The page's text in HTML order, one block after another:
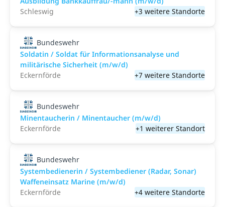
Schleswig
+3 weitere Standorte
Bundeswehr
Soldatin / Soldat für Informationsanalyse und
militärische Sicherheit (m/w/d)
Eckernförde
+7 weitere Standorte
Bundeswehr
Minentaucherin / Minentaucher (m/w/d)
Eckernförde
+1 weiterer Standort
Bundeswehr
Systembedienerin / Systembediener (Radar, Sonar)
Waffeneinsatz Marine (m/w/d)
Eckernförde
+4 weitere Standorte